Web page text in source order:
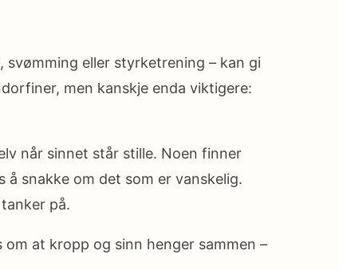
eller styrketrening – kan gi
men kanskje enda viktigere:
når sinnet står stille. Noen finner
snakke om det som er vanskelig.
på.
at kropp og sinn henger sammen –